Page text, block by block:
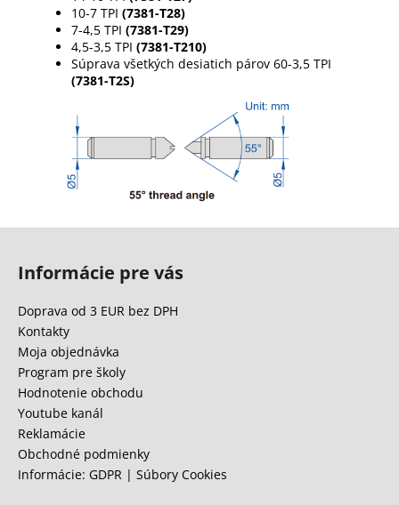
10-7 TPI (7381-T28)
7-4,5 TPI (7381-T29)
4,5-3,5 TPI (7381-T210)
Súprava všetkých desiatich párov 60-3,5 TPI
(7381-T2S)
Informácie pre vás
Doprava od 3 EUR bez DPH
Kontakty
Moja objednávka
Program pre školy
Hodnotenie obchodu
Youtube kanál
Reklamácie
Obchodné podmienky
Informácie: GDPR | Súbory Cookies